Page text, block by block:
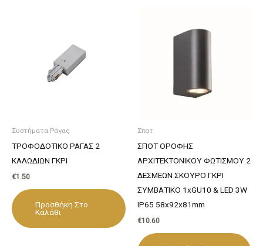
Συστήματα Ράγας
ΤΡΟΦΟΔΟΤΙΚΟ ΡΑΓΑΣ 2
ΚΑΛΩΔΙΩΝ ΓΚΡΙ
€1.50
Προσθήκη Στο
Καλάθι
Σποτ
ΣΠΟΤ ΟΡΟΦΗΣ
ΑΡΧΙΤΕΚΤΟΝΙΚΟΥ ΦΩΤΙΣΜΟΥ 2
ΔΕΣΜΕΩΝ ΣΚΟΥΡΟ ΓΚΡΙ
ΣΥΜΒΑΤΙΚΟ 1xGU10 & LED 3W
IP65 58x92x81mm
€10.60